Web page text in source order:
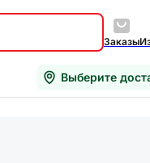
Заказы
Выберите